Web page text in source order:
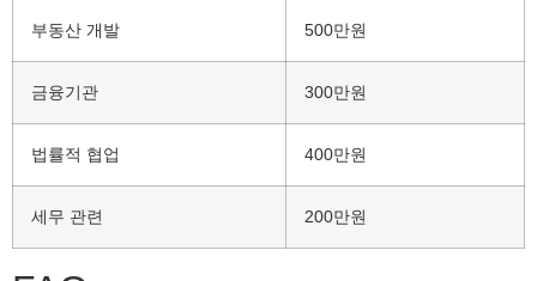
부동산 개발 500만원
금융기관 300만원
법률적 협업 400만원
세무 관련 200만원